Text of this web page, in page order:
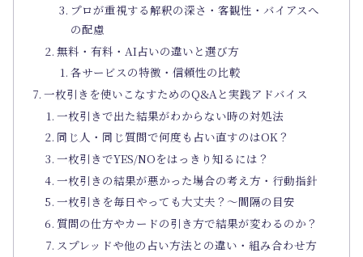
プロが重視する解釈の深さ・客観性・バイアスへ
の配慮
無料・有料・AI占いの違いと選び方
各サービスの特徴・信頼性の比較
一枚引きを使いこなすためのQ&Aと実践アドバイス
一枚引きで出た結果がわからない時の対処法
同じ人・同じ質問で何度も占い直すのはOK？
一枚引きでYES/NOをはっきり知るには？
一枚引きの結果が悪かった場合の考え方・行動指針
一枚引きを毎日やっても大丈夫？～間隔の目安
質問の仕方やカードの引き方で結果が変わるのか？
スプレッドや他の占い方法との違い・組み合わせ方